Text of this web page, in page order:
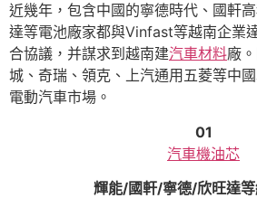
近幾年，包含中國的寧德時代、國軒
達等電池廠家都與Vinfast等越南企業
合協議，并謀求到越南建汽車材料廠
城、奇瑞、領克、上汽通用五菱等中
電動汽車市場。
01
汽車機油芯
輝能/國軒/寧德/欣旺達